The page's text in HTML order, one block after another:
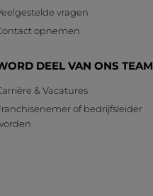
vragen
opnemen
DEEL VAN ONS TEAM
& Vacatures
of bedrijfsleider